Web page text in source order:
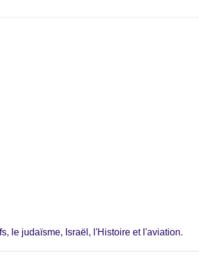
le judaïsme, Israël, l'Histoire et l'aviation.